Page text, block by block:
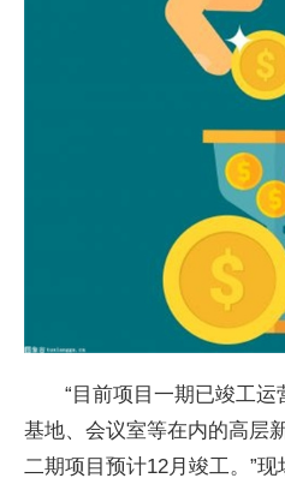
“目前项目一期已竣工运
基地、会议室等在内的高层
二期项目预计12月竣工。”现